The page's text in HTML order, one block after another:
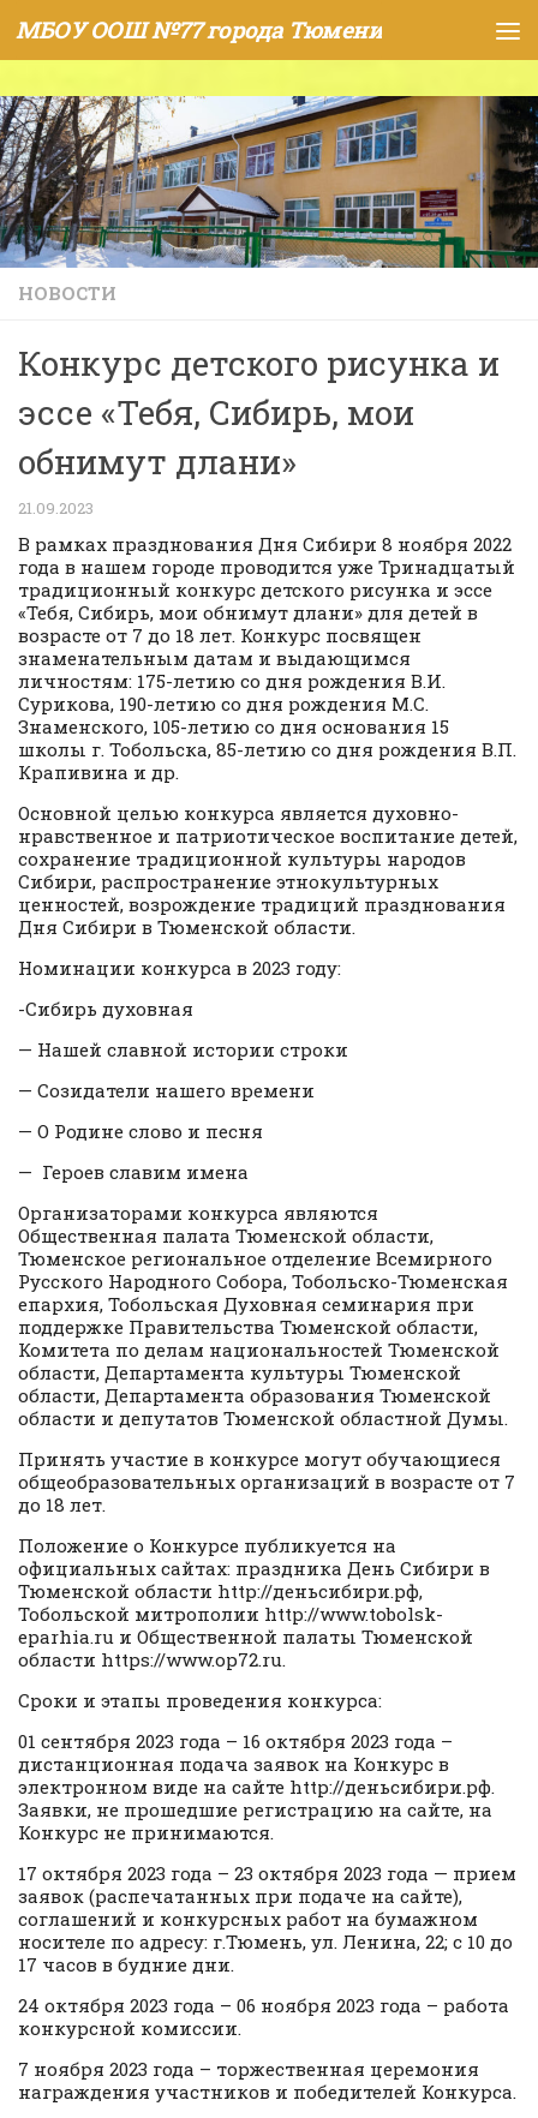
Skip to content
МБОУ ООШ №77 города Тюмени
НОВОСТИ
Конкурс детского рисунка и
эссе «Тебя, Сибирь, мои
обнимут длани»
21.09.2023
В рамках празднования Дня Сибири 8 ноября 2022
года в нашем городе проводится уже Тринадцатый
традиционный конкурс детского рисунка и эссе
«Тебя, Сибирь, мои обнимут длани» для детей в
возрасте от 7 до 18 лет. Конкурс посвящен
знаменательным датам и выдающимся
личностям: 175-летию со дня рождения В.И.
Сурикова, 190-летию со дня рождения М.С.
Знаменского, 105-летию со дня основания 15
школы г. Тобольска, 85-летию со дня рождения В.П.
Крапивина и др.
Основной целью конкурса является духовно-
нравственное и патриотическое воспитание детей,
сохранение традиционной культуры народов
Сибири, распространение этнокультурных
ценностей, возрождение традиций празднования
Дня Сибири в Тюменской области.
Номинации конкурса в 2023 году:
-Сибирь духовная
— Нашей славной истории строки
— Созидатели нашего времени
— О Родине слово и песня
— Героев славим имена
Организаторами конкурса являются
Общественная палата Тюменской области,
Тюменское региональное отделение Всемирного
Русского Народного Собора, Тобольско-Тюменская
епархия, Тобольская Духовная семинария при
поддержке Правительства Тюменской области,
Комитета по делам национальностей Тюменской
области, Департамента культуры Тюменской
области, Департамента образования Тюменской
области и депутатов Тюменской областной Думы.
Принять участие в конкурсе могут обучающиеся
общеобразовательных организаций в возрасте от 7
до 18 лет.
Положение о Конкурсе публикуется на
официальных сайтах: праздника День Сибири в
Тюменской области http://деньсибири.рф,
Тобольской митрополии http://www.tobolsk-
eparhia.ru и Общественной палаты Тюменской
области https://www.op72.ru.
Сроки и этапы проведения конкурса:
01 сентября 2023 года – 16 октября 2023 года –
дистанционная подача заявок на Конкурс в
электронном виде на сайте http://деньсибири.рф.
Заявки, не прошедшие регистрацию на сайте, на
Конкурс не принимаются.
17 октября 2023 года – 23 октября 2023 года — прием
заявок (распечатанных при подаче на сайте),
соглашений и конкурсных работ на бумажном
носителе по адресу: г.Тюмень, ул. Ленина, 22; с 10 до
17 часов в будние дни.
24 октября 2023 года – 06 ноября 2023 года – работа
конкурсной комиссии.
7 ноября 2023 года – торжественная церемония
награждения участников и победителей Конкурса.